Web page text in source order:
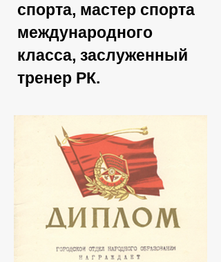
спорта, мастер спорта
международного
класса, заслуженный
тренер РК.